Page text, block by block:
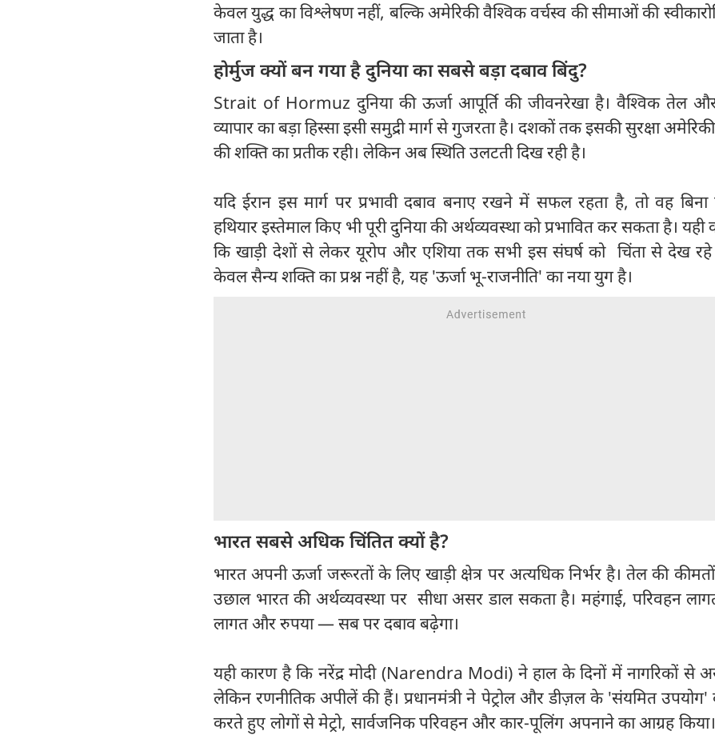
केवल युद्ध का विश्लेषण नहीं, बल्कि अमेरिकी वैश्विक वर्चस्व की सीमाओं की
जाता है।
होर्मुज क्यों बन गया है दुनिया का सबसे बड़ा दबाव बिंदु?
Strait of Hormuz दुनिया की ऊर्जा आपूर्ति की जीवनरेखा है। वैश्विक तेल
व्यापार का बड़ा हिस्सा इसी समुद्री मार्ग से गुजरता है। दशकों तक इसकी सुरक्षा
की शक्ति का प्रतीक रही। लेकिन अब स्थिति उलटती दिख रही है।
यदि ईरान इस मार्ग पर प्रभावी दबाव बनाए रखने में सफल रहता है, तो वह बिना
हथियार इस्तेमाल किए भी पूरी दुनिया की अर्थव्यवस्था को प्रभावित कर सकता है। यही
कि खाड़ी देशों से लेकर यूरोप और एशिया तक सभी इस संघर्ष को चिंता से देख
केवल सैन्य शक्ति का प्रश्न नहीं है, यह 'ऊर्जा भू-राजनीति' का नया युग है।
भारत सबसे अधिक चिंतित क्यों है?
भारत अपनी ऊर्जा जरूरतों के लिए खाड़ी क्षेत्र पर अत्यधिक निर्भर है। तेल की
उछाल भारत की अर्थव्यवस्था पर सीधा असर डाल सकता है। महंगाई, परिवहन
लागत और रुपया — सब पर दबाव बढ़ेगा।
यही कारण है कि नरेंद्र मोदी (Narendra Modi) ने हाल के दिनों में नागरिकों से
लेकिन रणनीतिक अपीलें की हैं। प्रधानमंत्री ने पेट्रोल और डीज़ल के 'संयमित उपयोग'
करते हुए लोगों से मेट्रो, सार्वजनिक परिवहन और कार-पूलिंग अपनाने का आग्रह